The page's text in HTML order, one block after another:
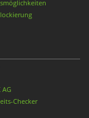
AG
Checker